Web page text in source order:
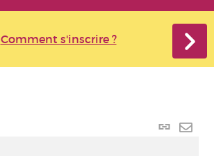
Comment s'inscrire ?
Lien